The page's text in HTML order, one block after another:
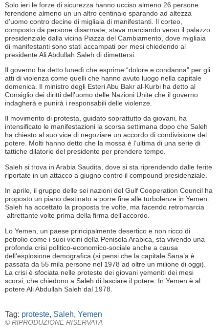
Solo ieri le forze di sicurezza hanno ucciso almeno 26 persone
ferendone almeno un un altro centinaio sparando ad altezza
d’uomo contro decine di migliaia di manifestanti. Il corteo,
composto da persone disarmate, stava marciando verso il palazzo
presidenziale dalla vicina Piazza del Cambiamento, dove migliaia
di manifestanti sono stati accampati per mesi chiedendo al
presidente Ali Abdullah Saleh di dimettersi.
Il governo ha detto lunedì che esprime “dolore e condanna” per gli
atti di violenza come quelli che hanno avuto luogo nella capitale
domenica. Il ministro degli Esteri Abu Bakr al-Kurbi ha detto al
Consiglio dei diritti dell’uomo delle Nazioni Unite che il governo
indagherà e punirà i responsabili delle violenze.
Il movimento di protesta, guidato soprattutto da giovani, ha
intensificato le manifestazioni la scorsa settimana dopo che Saleh
ha chiesto al suo vice di negoziare un accordo di condivisione del
potere. Molti hanno detto che la mossa è l’ultima di una serie di
tattiche dilatorie del presidente per prendere tempo.
Saleh si trova in Arabia Saudita, dove si sta riprendendo dalle ferite
riportate in un attacco a giugno contro il compound presidenziale.
In aprile, il gruppo delle sei nazioni del Gulf Cooperation Council ha
proposto un piano destinato a porre fine alle turbolenze in Yemen.
Saleh ha accettato la proposta tre volte, ma facendo retromarcia
altrettante volte prima della firma dell’accordo.
Lo Yemen, un paese principalmente desertico e non ricco di
petrolio come i suoi vicini della Penisola Arabica, sta vivendo una
profonda crisi politico-economico-sociale anche a causa
dell’esplosione demografica (si pensi che la capitale Sana’a è
passata da 55 mila persone nel 1978 ad oltre un milione di oggi).
La crisi è sfociata nelle proteste dei giovani yemeniti dei mesi
scorsi, che chiedono a Saleh di lasciare il potere. In Yemen è al
potere Ali Abdullah Saleh dal 1978.
Tag: proteste, Saleh, Yemen
© RIPRODUZIONE RISERVATA